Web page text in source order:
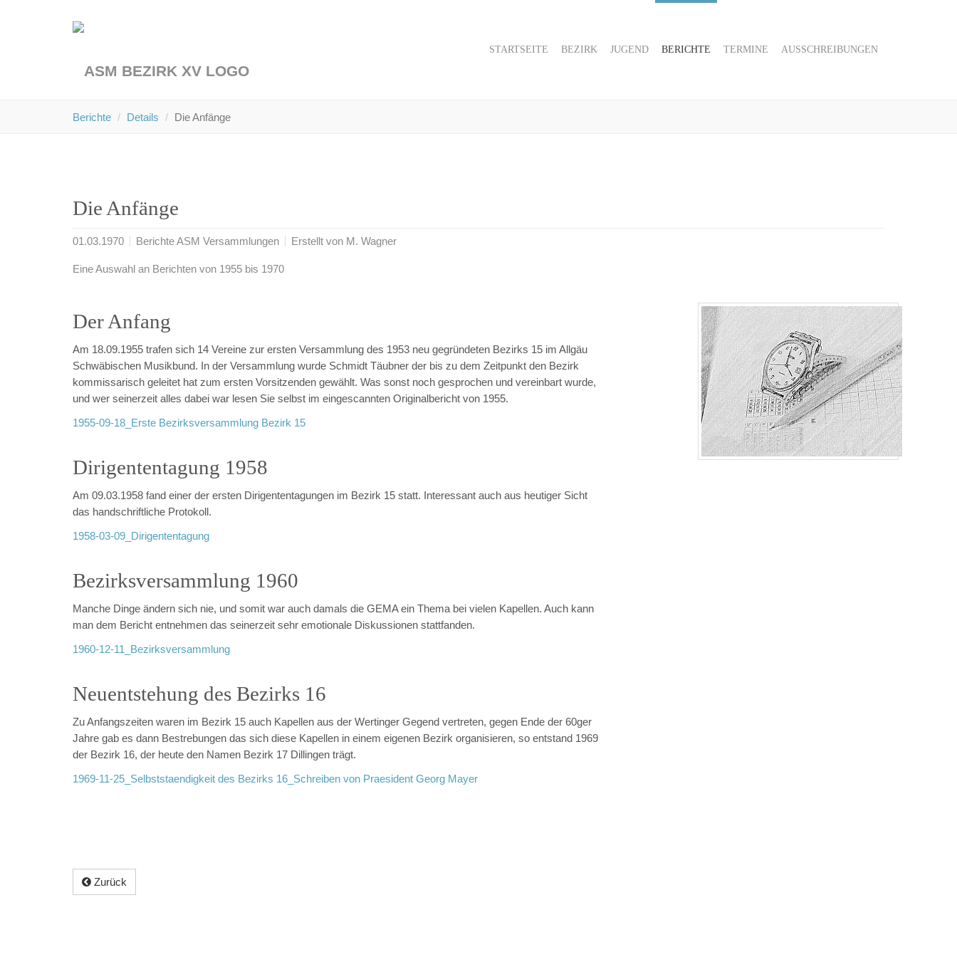
STARTSEITE BEZIRK JUGEND BERICHTE TERMINE AUSSCHREIBUNGEN
are
Berichte Details Die Anfänge
Die Anfänge
01.03.1970 Berichte ASM Versammlungen Erstellt von M. Wagner
Eine Auswahl an Berichten von 1955 bis 1970
Der Anfang
Am 18.09.1955 trafen sich 14 Vereine zur ersten Versammlung des 1953 neu gegründeten Bezirks 15 im Allgäu
Schwäbischen Musikbund. In der Versammlung wurde Schmidt Täubner der bis zu dem Zeitpunkt den Bezirk
kommissarisch geleitet hat zum ersten Vorsitzenden gewählt. Was sonst noch gesprochen und vereinbart wurde,
und wer seinerzeit alles dabei war lesen Sie selbst im eingescannten Originalbericht von 1955.
1955-09-18_Erste Bezirksversammlung Bezirk 15
Dirigententagung 1958
Am 09.03.1958 fand einer der ersten Dirigententagungen im Bezirk 15 statt. Interessant auch aus heutiger Sicht
das handschriftliche Protokoll.
1958-03-09_Dirigententagung
Bezirksversammlung 1960
Manche Dinge ändern sich nie, und somit war auch damals die GEMA ein Thema bei vielen Kapellen. Auch kann
man dem Bericht entnehmen das seinerzeit sehr emotionale Diskussionen stattfanden.
1960-12-11_Bezirksversammlung
Neuentstehung des Bezirks 16
Zu Anfangszeiten waren im Bezirk 15 auch Kapellen aus der Wertinger Gegend vertreten, gegen Ende der 60ger
Jahre gab es dann Bestrebungen das sich diese Kapellen in einem eigenen Bezirk organisieren, so entstand 1969
der Bezirk 16, der heute den Namen Bezirk 17 Dillingen trägt.
1969-11-25_Selbststaendigkeit des Bezirks 16_Schreiben von Praesident Georg Mayer
Zurück